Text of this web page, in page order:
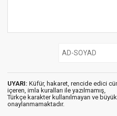
UYARI: Küfür, hakaret, rencide edici
içeren, imla kuralları ile yazılmamış,
Türkçe karakter kullanılmayan ve
onaylanmamaktadır.